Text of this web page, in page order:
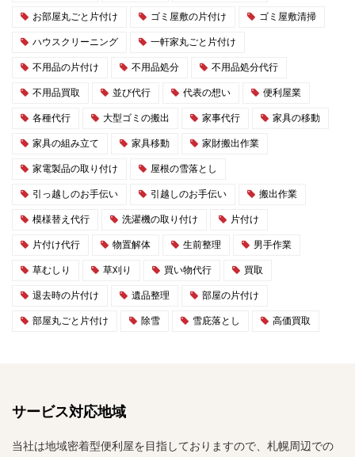
お部屋丸ごと片付け ゴミ屋敷の片付け ゴミ屋敷清掃
ハウスクリーニング 一軒家丸ごと片付け
不用品の片付け 不用品処分 不用品処分代行
不用品買取 並び代行 代表の想い 便利屋業
各種代行 大型ゴミの搬出 家事代行 家具の移動
家具の組み立て 家具移動 家財搬出作業
家電製品の取り付け 屋根の雪落とし
引っ越しのお手伝い 引越しのお手伝い 搬出作業
模様替え代行 洗濯機の取り付け 片付け
片付け代行 物置解体 生前整理 男手作業
草むしり 草刈り 買い物代行 買取
退去時の片付け 遺品整理 部屋の片付け
部屋丸ごと片付け 除雪 雪庇落とし 高価買取
サービス対応地域
当社は地域密着型便利屋を目指しておりますので、札幌周辺での